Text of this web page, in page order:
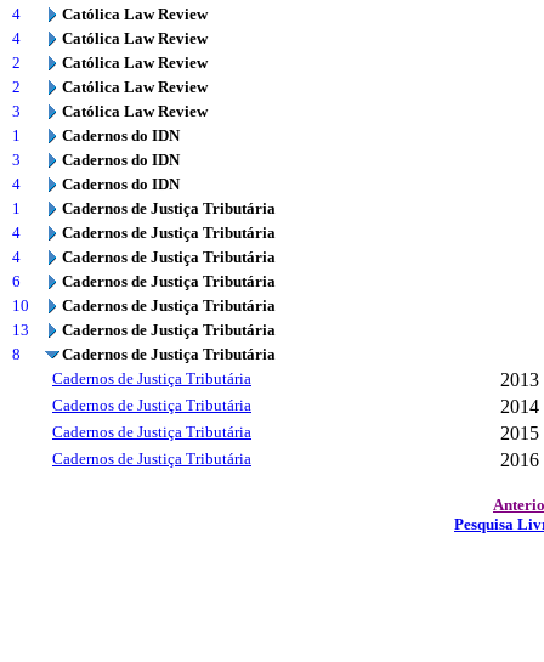
4
Católica Law Review
4
Católica Law Review
2
Católica Law Review
2
Católica Law Review
3
Católica Law Review
1
Cadernos do IDN
3
Cadernos do IDN
4
Cadernos do IDN
1
Cadernos de Justiça Tributária
4
Cadernos de Justiça Tributária
4
Cadernos de Justiça Tributária
6
Cadernos de Justiça Tributária
10
Cadernos de Justiça Tributária
13
Cadernos de Justiça Tributária
8
Cadernos de Justiça Tributária
Cadernos de Justiça Tributária
2013
Cadernos de Justiça Tributária 2014
Cadernos de Justiça Tributária 2015
Cadernos de Justiça Tributária 2016
Pesquisa